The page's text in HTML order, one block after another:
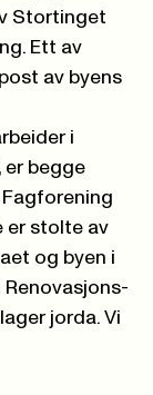
Stortinget
Ett av
av byens
i
er begge
er stolte av
og byen i
jorda. Vi